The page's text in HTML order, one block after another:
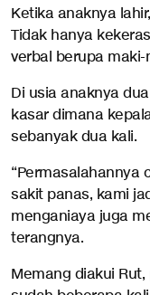
Ketika anaknya
Tidak hanya
verbal berupa
Di usia anaknya
kasar dimana
sebanyak dua kali.
“Permasalahannya
sakit panas, kami
menganiaya juga
terangnya.
Memang diakui